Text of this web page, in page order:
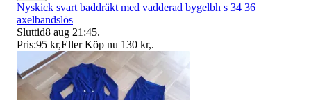
Nyskick svart baddräkt med vadderad bygelbh s 34 36
axelbandslös
Sluttid8 aug 21:45.
Pris:95 kr,Eller Köp nu 130 kr,.